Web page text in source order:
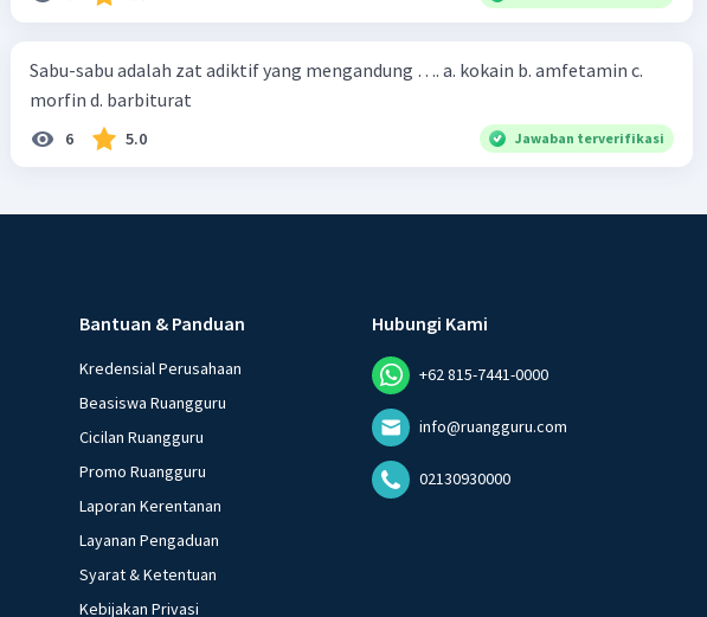
Sabu-sabu adalah zat adiktif yang mengandung …. a. kokain b. amfetamin c.
morfin d. barbiturat
6 5.0 Jawaban terverifikasi
Bantuan & Panduan
Kredensial Perusahaan
Beasiswa Ruangguru
Cicilan Ruangguru
Promo Ruangguru
Laporan Kerentanan
Layanan Pengaduan
Syarat & Ketentuan
Kebijakan Privasi
Hubungi Kami
+62 815-7441-0000
info@ruangguru.com
02130930000